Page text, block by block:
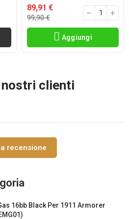
89,91 €
99,90 €
Aggiungi
nostri clienti
recensione
16bb Black Per 1911 Armorer